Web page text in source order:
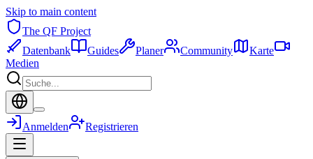
Skip to main content
The QF Project
Datenbank
Guides Planer Community
Karte
Medien
Anmelden Registrieren